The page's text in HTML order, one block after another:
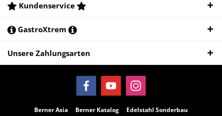
Kundenservice
GastroXtrem
Unsere Zahlungsarten
Berner Asia Berner Katalog
Edelstahl Sonderbau